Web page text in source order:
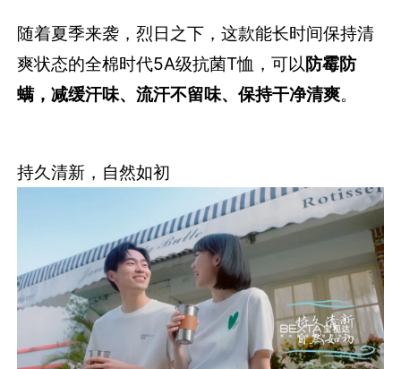
随着夏季来袭，烈日之下，这款能长时间保持清
爽状态的全棉时代5A级抗菌T恤，可以防霉防
螨，减缓汗味、流汗不留味、保持干净清爽。
持久清新，自然如初